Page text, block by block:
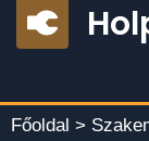
Főoldal >